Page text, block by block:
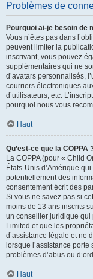
Problèmes de
Pourquoi ai-je besoin de
Vous n’êtes pas dans
peuvent limiter la
inscrivant, vous pouvez
supplémentaires qui ne
d’avatars personnalisés,
courriers électroniques
d’utilisateurs, etc.
pourquoi nous vous
Haut
Qu’est-ce que la COPPA
La COPPA (pour « Child
États-Unis d’Amérique
potentiellement des
consentement écrit des
Si vous ne savez pas si
moins de 13 ans inscrits
un conseiller juridique qui
Limited et que les
d’assistance légale et ne
lorsque l’assistance
problèmes d’abus ou
Haut